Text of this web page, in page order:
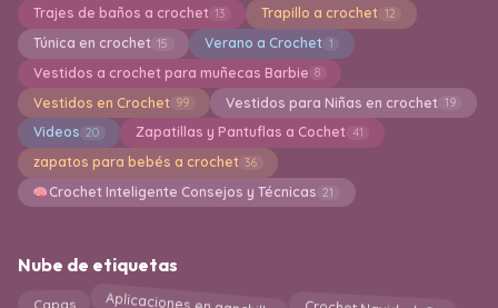
Trajes de baños a crochet 13 Trapillo a crochet 12
Túnica en crochet 15 Verano a Crochet 1
Vestidos a crochet para muñecas Barbie 8
Vestidos en Crochet 99 Vestidos para Niñas en crochet 19
Videos 20 Zapatillas y Pantuflas a Cochet 41
zapatos para bebés a crochet 36
Crochet Inteligente Consejos y Técnicas 21
Nube de etiquetas